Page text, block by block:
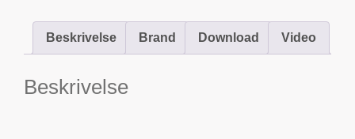
Beskrivelse Brand Download Video
Beskrivelse